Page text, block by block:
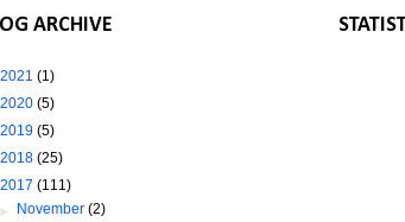
ARCHIVE
2021 (1)
2020 (5)
2019 (5)
2018 (25)
2017 (111)
►
November(2)